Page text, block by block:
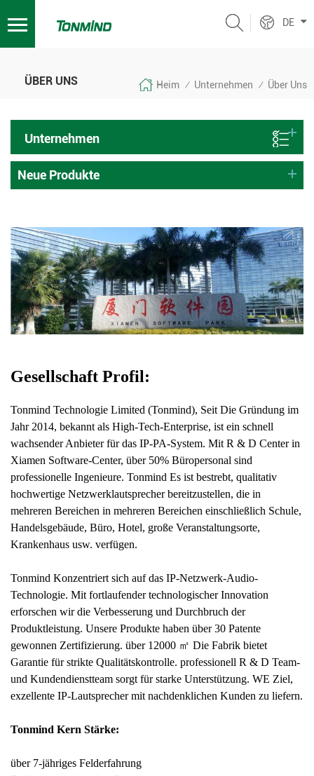
DE
ÜBER UNS Heim / Unternehmen / Über Uns
Unternehmen
Neue Produkte
Gesellschaft Profil:
Tonmind Technologie Limited (Tonmind), Seit Die Gründung im
Jahr 2014, bekannt als High-Tech-Enterprise, ist ein schnell
wachsender Anbieter für das IP-PA-System. Mit R & D Center in
Xiamen Software-Center, über 50% Büropersonal sind
professionelle Ingenieure. Tonmind Es ist bestrebt, qualitativ
hochwertige Netzwerklautsprecher bereitzustellen, die in
mehreren Bereichen in mehreren Bereichen einschließlich Schule,
Handelsgebäude, Büro, Hotel, große Veranstaltungsorte,
Krankenhaus usw. verfügen.
Tonmind Konzentriert sich auf das IP-Netzwerk-Audio-
Technologie. Mit fortlaufender technologischer Innovation
erforschen wir die Verbesserung und Durchbruch der
Produktleistung. Unsere Produkte haben über 30 Patente
gewonnen Zertifizierung. über 12000 ㎡ Die Fabrik bietet
Garantie für strikte Qualitätskontrolle. professionell R & D Team-
und Kundendienstteam sorgt für starke Unterstützung. WE Ziel,
exzellente IP-Lautsprecher mit nachdenklichen Kunden zu liefern.
Tonmind Kern Stärke:
über 7-jähriges Felderfahrung